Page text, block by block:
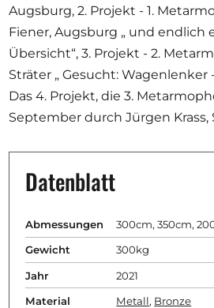
Augsburg, 2. Projekt - 1.
Fiener, Augsburg „ und endlich
Übersicht“, 3. Projekt - 2.
Sträter „ Gesucht: Wagenlenker
Das 4. Projekt, die 3.
September durch Jürgen Krass,
Datenblatt
Abmessungen 300cm, 350cm,
Gewicht 300kg
Jahr 2021
Material Metall, Bronze